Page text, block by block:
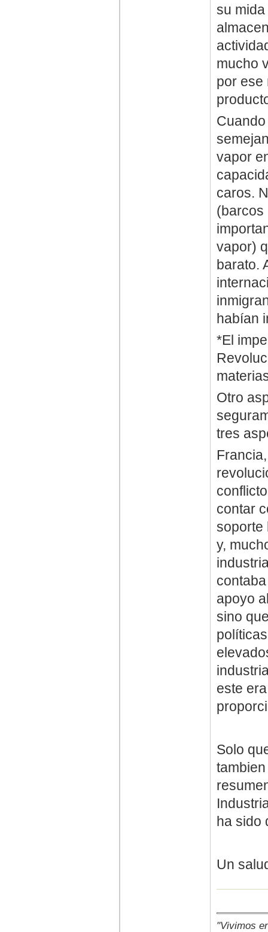
su
mucho
por ese
vapor
caros.
(barcos
vapor)
barato.
habían
*El
Otro
tres
contar
soporte
y,
apoyo
sino
este
Solo
ha sido
Un
"Vivimos